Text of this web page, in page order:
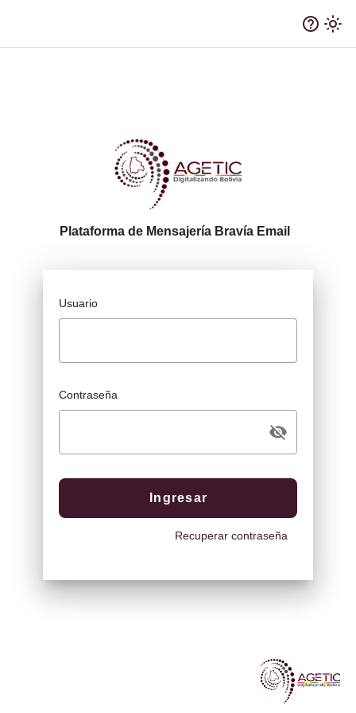
help_outline light_mode
Plataforma de Mensajería Bravía Email
Usuario
Contraseña
visibility_off
Ingresar
Recuperar contraseña